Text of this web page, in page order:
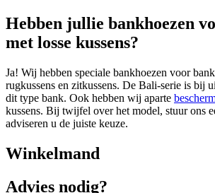
Hebben jullie bankhoezen
met losse kussens?
Ja! Wij hebben speciale bankhoezen voor
rugkussens en zitkussens. De Bali-serie is bij
dit type bank. Ook hebben wij aparte
kussens. Bij twijfel over het model, stuur ons
adviseren u de juiste keuze.
Winkelmand
Advies nodig?